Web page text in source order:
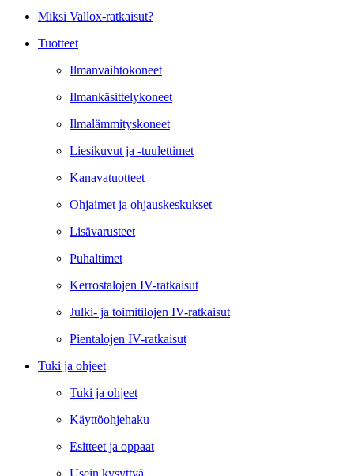
Miksi Vallox-ratkaisut?
Tuotteet
Ilmanvaihtokoneet
Ilmankäsittelykoneet
Ilmalämmityskoneet
Liesikuvut ja -tuulettimet
Kanavatuotteet
Ohjaimet ja ohjauskeskukset
Lisävarusteet
Puhaltimet
Kerrostalojen IV-ratkaisut
Julki- ja toimitilojen IV-ratkaisut
Pientalojen IV-ratkaisut
Tuki ja ohjeet
Tuki ja ohjeet
Käyttöohjehaku
Esitteet ja oppaat